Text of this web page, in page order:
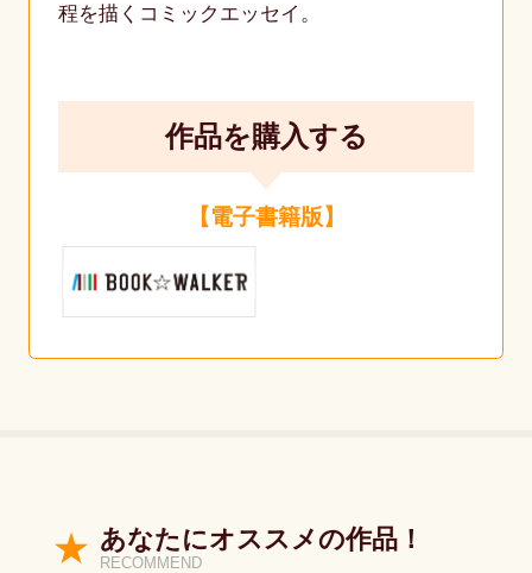
程を描くコミックエッセイ。
作品を購入する
【電子書籍版】
あなたにオススメの作品！
RECOMMEND